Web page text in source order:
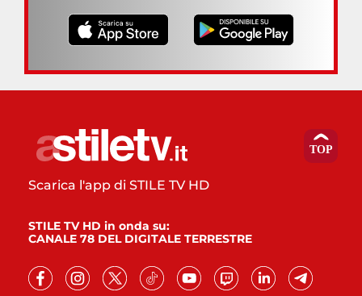
Scarica l'app di STILE TV HD
STILE TV HD in onda su:
CANALE 78 DEL DIGITALE TERRESTRE